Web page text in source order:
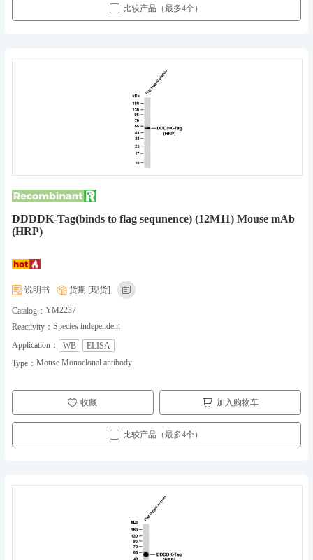
比较产品（最多4个）
DDDDK-Tag(binds to flag sequnence) (12M11) Mouse mAb
(HRP)
说明书 货期 [现货]
Catalog： YM2237
Reactivity： Species independent
Application：
WB
ELISA
Type： Mouse Monoclonal antibody
收藏 加入购物车
比较产品（最多4个）